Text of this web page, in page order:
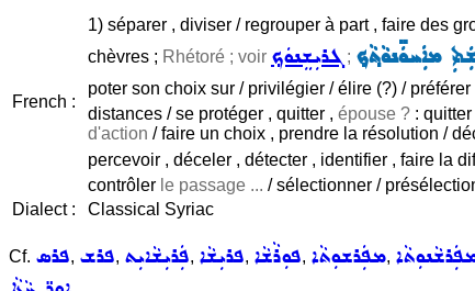
French :
1) séparer , diviser / regrouper à part , faire des
chèvres ; Rhétoré ; voir ܓܪܝܼܫܸܢܘܿܟ݂ ; ܡܐܲܚܘܿ̈ܢܘܵܬ݂ܵܟ݂
poter son choix sur / privilégier / élire (?) / préférer
distances / se protéger , quitter , épouse ? :
d'action / faire un choix , prendre la résolution /
percevoir , déceler , détecter , identifier , faire la
contrôler le passage ... / sélectionner /
Dialect :
Classical Syriac
Cf. ܦܪܣ, ܦܪܫ, ܦܲܪܝܼܫܵܐܝܼܬ, ܦܪܝܼܫܵܐ, ܦܘܼܪܵܫܵܐ, ܡܦܲܪܫܘܼܬܵܐ,